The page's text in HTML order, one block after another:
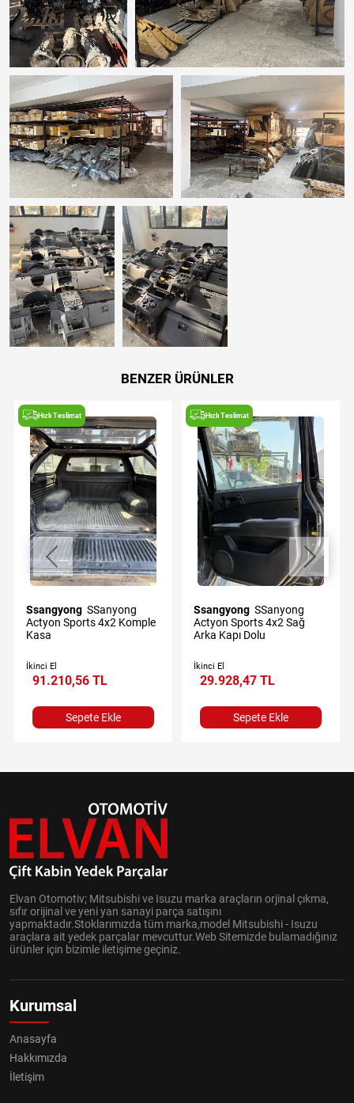
BENZER ÜRÜNLER
Hızlı Teslimat
Ssangyong
Actyon Sports 4x2 Komple
Kasa
İkinci El
91.210,56 TL
Sepete Ekle
Hızlı Teslimat
Ssangyong
Actyon Sports 4x2 Sağ
Arka Kapı Dolu
İkinci El
29.928,47 TL
Sepete Ekle
Elvan Otomotiv; Mitsubishi ve Isuzu marka araçların orjinal çıkma,
sıfır orijinal ve yeni yan sanayi parça satışını
yapmaktadır.Stoklarımızda tüm marka,model Mitsubishi - Isuzu
araçlara ait yedek parçalar mevcuttur.Web Sitemizde bulamadığınız
ürünler için bizimle iletişime geçiniz.
Kurumsal
Anasayfa
Hakkımızda
İletişim